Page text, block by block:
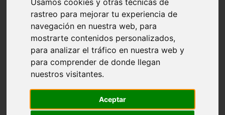
Usamos cookies y otras técnicas de
rastreo para mejorar tu experiencia de
navegación en nuestra web, para
mostrarte contenidos personalizados,
para analizar el tráfico en nuestra web y
para comprender de donde llegan
nuestros visitantes.
Aceptar
Índice temático Datos técnicos
Normas para los originales
Revista nº:61|62|63|
70